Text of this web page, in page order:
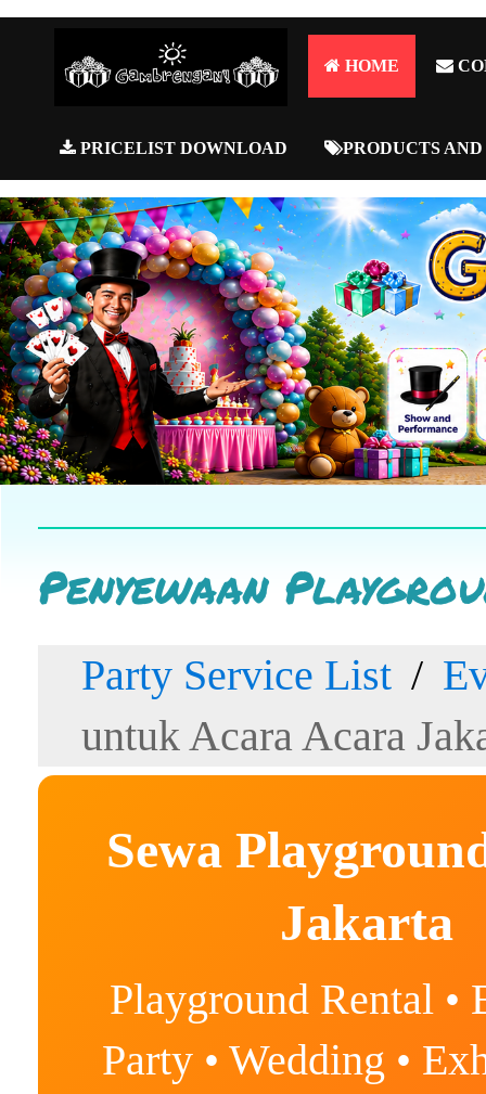
HOME
PRICELIST DOWNLOAD PRODUCTS
Penyewaan
Party Service List
untuk Acara Acara
Sewa
Jakarta
Playground Rental •
Party • Wedding •